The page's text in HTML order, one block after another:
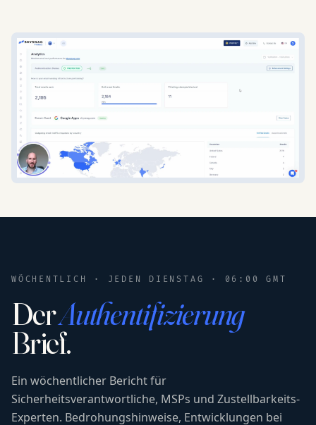
WÖCHENTLICH · JEDEN DIENSTAG · 06:00 GMT
DerAuthentifizierung
Brief.
Ein wöchentlicher Bericht für
Sicherheitsverantwortliche, MSPs und Zustellbarkeits-
Experten. Bedrohungshinweise, Entwicklungen bei